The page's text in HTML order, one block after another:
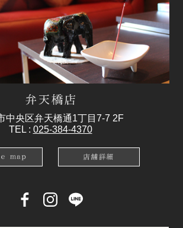
中央区弁天橋通1丁目7-7 2F
TEL : 025-384-4370